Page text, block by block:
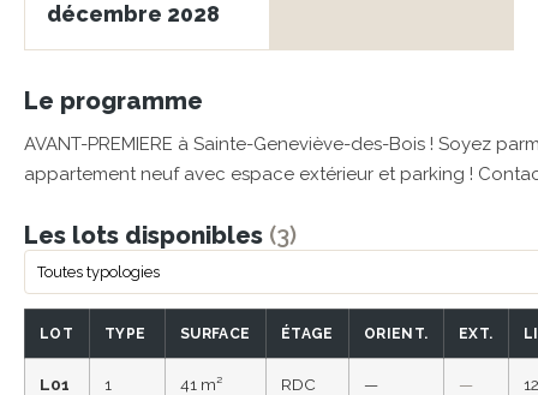
décembre 2028
Le programme
AVANT-PREMIERE à Sainte-Geneviève-des-Bois ! Soyez
appartement neuf avec espace extérieur et parking !
Les lots disponibles (3)
LOT TYPE SURFACE ÉTAGE ORIENT. EXT.
L01
1
41 m² RDC — —